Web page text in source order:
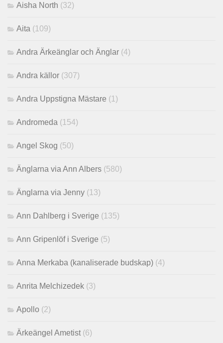
Aisha North (32)
Aita (109)
Andra Ärkeänglar och Änglar (4)
Andra källor (307)
Andra Uppstigna Mästare (1)
Andromeda (154)
Angel Skog (50)
Änglarna via Ann Albers (580)
Änglarna via Jenny (13)
Ann Dahlberg i Sverige (135)
Ann Gripenlöf i Sverige (5)
Anna Merkaba (kanaliserade budskap) (4)
Anrita Melchizedek (3)
Apollo (2)
Ärkeängel Ametist (6)